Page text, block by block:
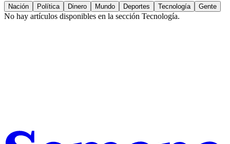
Nación Política Dinero Mundo Deportes Tecnología Gente
No hay artículos disponibles en la sección Tecnología.